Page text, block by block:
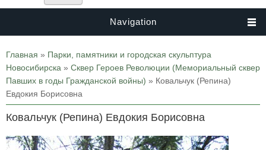
Navigation
Вы здесь
Главная » Парки, памятники и городская скульптура
Новосибирска » Сквер Героев Революции (Мемориальный сквер
Павших в годы Гражданской войны) » Ковальчук (Репина)
Евдокия Борисовна
Ковальчук (Репина) Евдокия Борисовна